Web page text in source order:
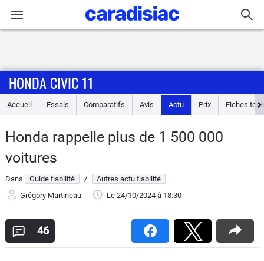
Accueil
Essais
Guide
d'achat
Electriques
Utilitaires
HONDA CIVIC 11
Accueil Essais Comparatifs Avis Actu Prix Fiches
Honda rappelle plus de 1 500 000
voitures
Dans Guide fiabilité /
Autres actu fiabilité
Grégory Martineau
Le 24/10/2024 à 18:30
46